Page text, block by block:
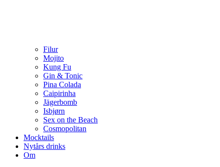
Filur
Mojito
Kung Fu
Gin & Tonic
Pina Colada
Caipirinha
Jägerbomb
Isbjørn
Sex on the Beach
Cosmopolitan
Mocktails
Nytårs drinks
Om